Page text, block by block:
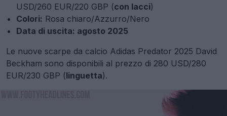
USD/260 EUR/220 GBP (con lacci)
Colori: Rosa chiaro/Azzurro/Nero
Data di uscita: agosto 2025
Le nuove scarpe da calcio Adidas Predator 2025 David
Beckham sono disponibili al prezzo di 280 USD/280
EUR/230 GBP (linguetta).